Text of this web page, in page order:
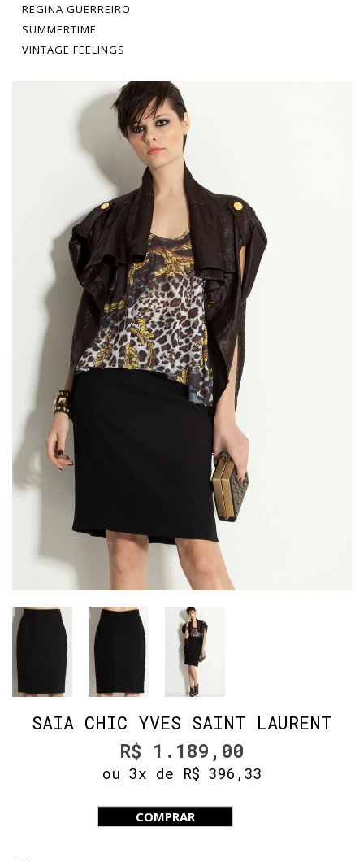
REGINA GUERREIRO
SUMMERTIME
VINTAGE FEELINGS
SAIA CHIC YVES SAINT LAURENT
R$ 1.189,00
ou 3x de R$ 396,33
COMPRAR